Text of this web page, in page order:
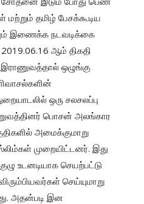
தமிழ் பேசக்கூடிய
இணைக்க நடவடிக்கை
ஆம் திகதி
ஒழுங்கு
ஒரு சலசலப்பு
பொசன் அலங்கார
அமைக்குமாறு
முறையிட்டனர். இது
உடனடியாக செயற்பட்டு
செய்யுமாறு
அதன்படி இன